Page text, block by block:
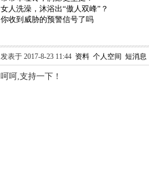
女人洗澡，沐浴出“傲人双峰”？
你收到威胁的预警信号了吗
发表于 2017-8-23 11:44 资料 个人空间 短消息
呵呵,支持一下！